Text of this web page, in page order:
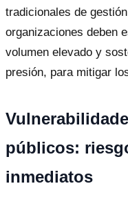
tradicionales de
organizaciones deben
volumen elevado y
presión, para mitigar
públicos:
inmediatos